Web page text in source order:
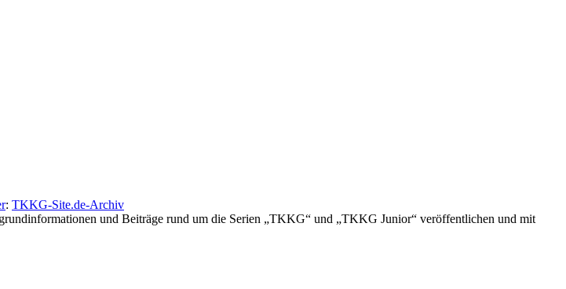
: TKKG-Site.de-Archiv
und Beiträge rund um die Serien „TKKG“ und „TKKG Junior“ veröffentlichen und mit